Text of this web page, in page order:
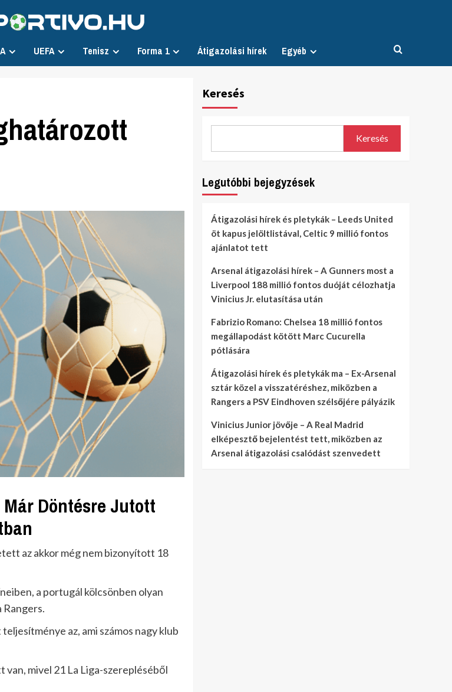
UEFA Tenisz Forma 1 Átigazolási hírek Egyéb
Döntésre Jutott
az akkor még nem bizonyított 18
a portugál kölcsönben olyan
Rangers.
az, ami számos nagy klub
mivel 21 La Liga-szerepléséből
Keresés
Keresés
Legutóbbi bejegyzések
Átigazolási hírek és pletykák – Leeds United
öt kapus jelöltlistával, Celtic 9 millió fontos
ajánlatot tett
Arsenal átigazolási hírek – A Gunners most a
Liverpool 188 millió fontos duóját célozhatja
Vinicius Jr. elutasítása után
Fabrizio Romano: Chelsea 18 millió fontos
megállapodást kötött Marc Cucurella
pótlására
Átigazolási hírek és pletykák ma – Ex-Arsenal
sztár közel a visszatéréshez, miközben a
Rangers a PSV Eindhoven szélsőjére pályázik
Vinicius Junior jövője – A Real Madrid
elképesztő bejelentést tett, miközben az
Arsenal átigazolási csalódást szenvedett